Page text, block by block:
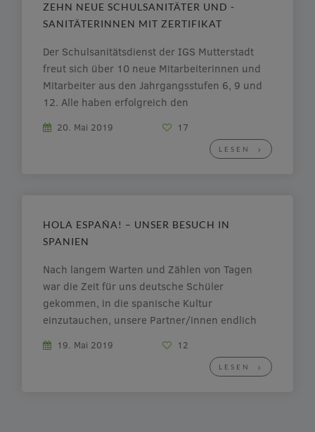
LESEN
ZEHN NEUE SCHULSANITÄTER UND -
SANITÄTERINNEN MIT ZERTIFIKAT
Der Schulsanitätsdienst der IGS Mutterstadt
freut sich über 10 neue Mitarbeiterinnen und
Mitarbeiter aus den Jahrgangsstufen 6, 9 und
12. Alle haben erfolgreich den
und ein Zertifikat erhalten! Auf dem Foto seht
20. Mai 2019 17
LESEN
HOLA ESPAÑA! – UNSER BESUCH IN
SPANIEN
Nach langem Warten und Zählen von Tagen
war die Zeit für uns deutsche Schüler
gekommen, in die spanische Kultur
einzutauchen, unsere Partner/innen endlich
Leben kennenzulernen. Wir waren gespannt
auf die gemeinsame Zeit, die uns erwartete,
19. Mai 2019 12